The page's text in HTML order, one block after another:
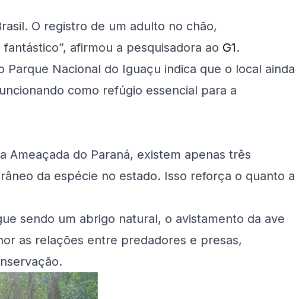
O registro de um adulto no chão,
afirmou a pesquisadora ao G1.
Parque Nacional do Iguaçu indica que o local ainda
como refúgio essencial para a
Ameaçada do Paraná, existem apenas três
da espécie no estado. Isso reforça o quanto a
sendo um abrigo natural, o avistamento da ave
as relações entre predadores e presas,